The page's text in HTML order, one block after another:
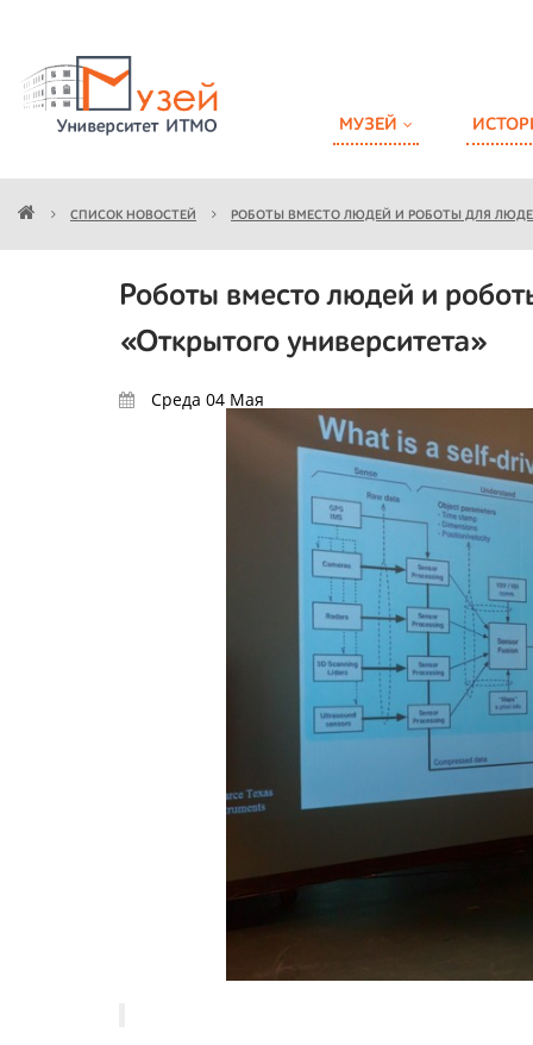
МУЗЕЙ
СПИСОК НОВОСТЕЙ РОБОТЫ ВМЕСТО ЛЮДЕЙ И РОБОТЫ ДЛЯ
Роботы вместо людей и
«Открытого университета»
Среда 04 Мая